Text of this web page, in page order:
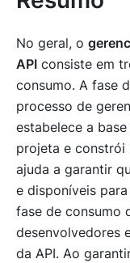
No geral, o
API consiste em
consumo. A fase
processo de
estabelece a
projeta e constrói
ajuda a garantir
e disponíveis
fase de consumo
desenvolvedores
da API. Ao